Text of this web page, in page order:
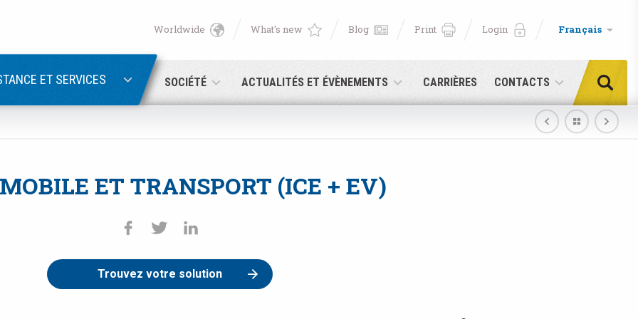
ET SERVICES SOCIÉTÉ ACTUALITÉS ET ÉVÈNEMENTS CARRIÈRES CONTACTS
Worldwide What's new Blog Print Login Français
ET TRANSPORT (ICE + EV)
Trouvez votre solution
English
Deutsch
Español
日本語 (Japanese)
中文 (Chinese)
한국어 (Korean)
Password